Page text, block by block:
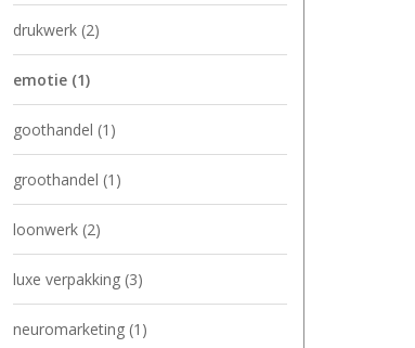
drukwerk (2)
emotie (1)
goothandel (1)
groothandel (1)
loonwerk (2)
luxe verpakking (3)
neuromarketing (1)